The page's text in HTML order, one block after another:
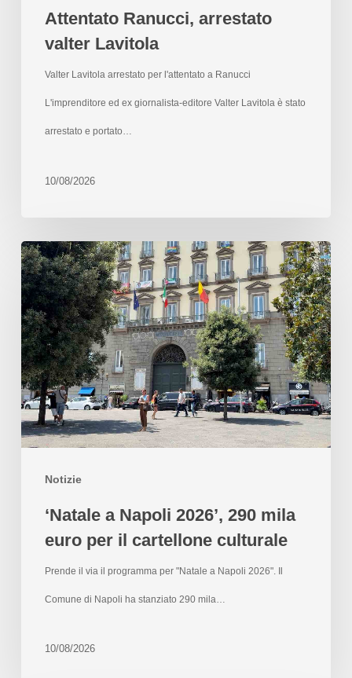
Attentato Ranucci, arrestato
valter Lavitola
Valter Lavitola arrestato per l'attentato a Ranucci
L'imprenditore ed ex giornalista-editore Valter Lavitola è stato
arrestato e portato…
10/08/2026
Notizie
‘Natale a Napoli 2026’, 290 mila
euro per il cartellone culturale
Prende il via il programma per "Natale a Napoli 2026". Il
Comune di Napoli ha stanziato 290 mila…
10/08/2026